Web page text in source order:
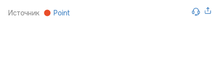
Источник Point